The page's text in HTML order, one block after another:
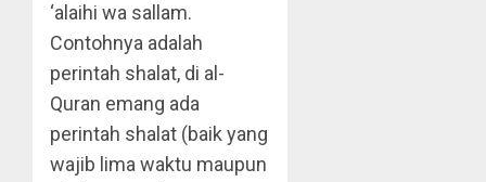
‘alaihi wa sallam.
Contohnya adalah
perintah shalat, di al-
Quran emang ada
perintah shalat (baik yang
wajib lima waktu maupun